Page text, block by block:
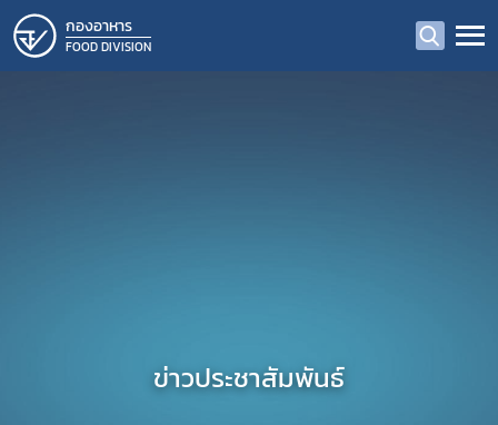
กองอาหาร
FOOD DIVISION
ข่าวประชาสัมพันธ์